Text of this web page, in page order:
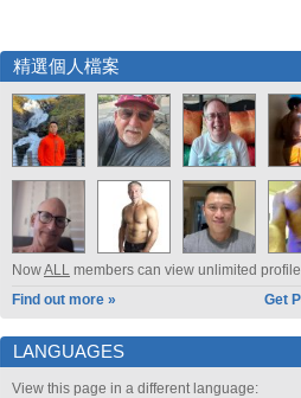
精選個人檔案
NowALL members can view unlimited
Find out more »
Get
LANGUAGES
View this page in a different language: